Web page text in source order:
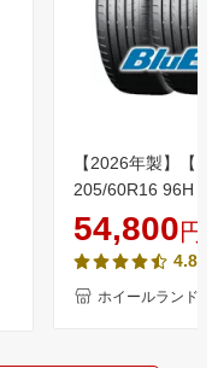
【2026年製】【
205/60R16 96H
限定クーポン!!】
インチ サマータ
タイヤ
RV-03 205/60-16
54,800円
4.85
ホイールランド